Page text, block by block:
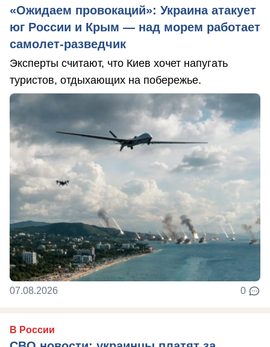
«Ожидаем провокаций»: Украина атакует
юг России и Крым — над морем работает
самолет-разведчик
Эксперты считают, что Киев хочет напугать
туристов, отдыхающих на побережье.
07.08.2026 0
В России